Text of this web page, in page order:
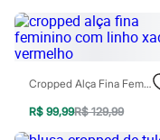
Sapatilhas
Tênis
Marcas
Clock House
Mindset
Sawary
Yessica
Cropped Alça Fina Feminino Com Linho Xadrez Vermelho
R$ 99,99R$ 129,99